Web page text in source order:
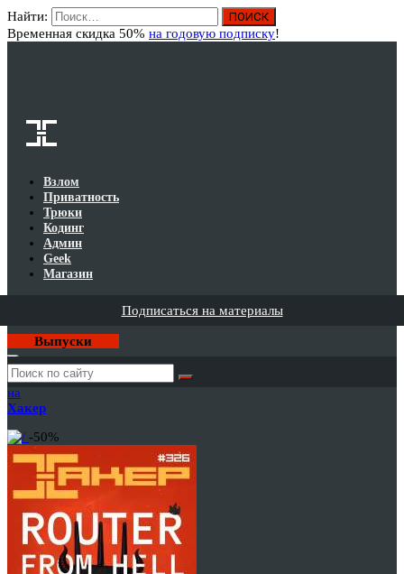
Найти:
Временная скидка 50% на годовую подписку!
Взлом
Приватность
Трюки
Кодинг
Админ
Geek
Магазин
Подписаться на материалы
Выпуски
Годовая
подписка
на
Хакер
-50%